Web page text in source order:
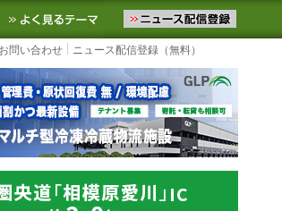
ースをお届けします。物流ニュースメ
お気に入りに追加 よく見るテーマ
問い合わせ ニュース配信登録（無料）